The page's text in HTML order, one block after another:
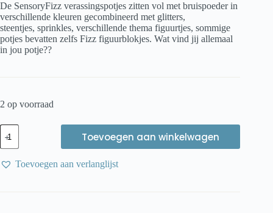
De SensoryFizz verassingspotjes zitten vol met bruispoeder in
verschillende kleuren gecombineerd met glitters,
steentjes, sprinkles, verschillende thema figuurtjes, sommige
potjes bevatten zelfs Fizz figuurblokjes. Wat vind jij allemaal
in jou potje??
2 op voorraad
Sensoryfun
Verassingspotje
Boerderij
SensoryFizz
aantal
Toevoegen aan winkelwagen
Toevoegen aan verlanglijst